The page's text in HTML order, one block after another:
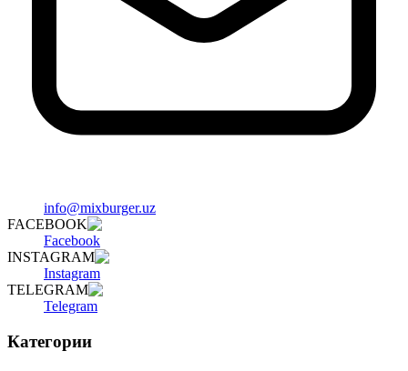
info@mixburger.uz
FACEBOOK
Facebook
INSTAGRAM
Instagram
TELEGRAM
Telegram
Категории